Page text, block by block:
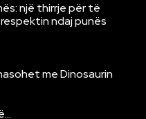
një thirrje për të
ndaj punës
me Dinosaurin